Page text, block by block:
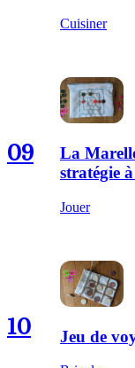
Cuisiner
09
La
stratégie
Jouer
10 Jeu de